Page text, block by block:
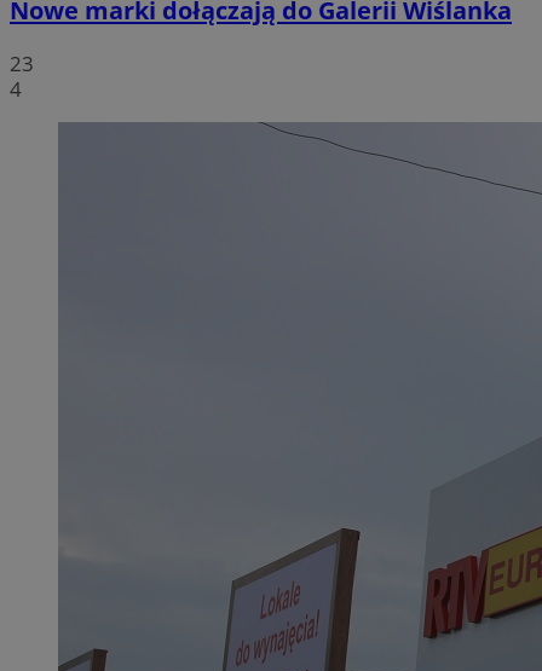
Nowe marki dołączają do Galerii Wiślanka
23
4